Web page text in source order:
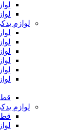
لوازم یدکی
لوازم یدکی
لوازم یدکی گریدر
لوازم یدکی
لوازم یدکی
لوازم یدکی
لوازم یدکی
لوازم یدکی
لوازم یدکی
قطعات
قطعات گریدر
لوازم یدکی بیل
قطعات بیل
لوازم یدکی